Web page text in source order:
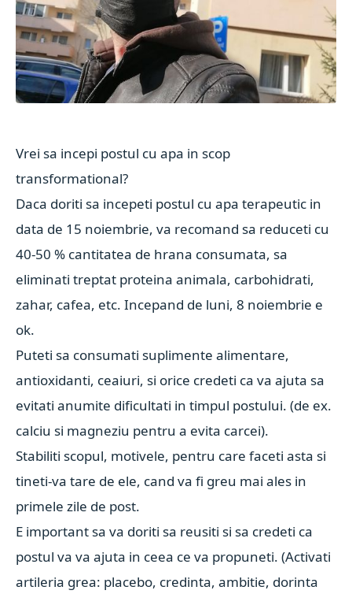
Vrei sa incepi postul cu apa in scop
transformational?
Daca doriti sa incepeti postul cu apa terapeutic in
data de 15 noiembrie, va recomand sa reduceti cu
40-50 % cantitatea de hrana consumata, sa
eliminati treptat proteina animala, carbohidrati,
zahar, cafea, etc. Incepand de luni, 8 noiembrie e
ok.
Puteti sa consumati suplimente alimentare,
antioxidanti, ceaiuri, si orice credeti ca va ajuta sa
evitati anumite dificultati in timpul postului. (de ex.
calciu si magneziu pentru a evita carcei).
Stabiliti scopul, motivele, pentru care faceti asta si
tineti-va tare de ele, cand va fi greu mai ales in
primele zile de post.
E important sa va doriti sa reusiti si sa credeti ca
postul va va ajuta in ceea ce va propuneti. (Activati
artileria grea: placebo, credinta, ambitie, dorinta